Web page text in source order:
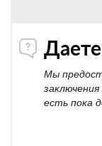
Мы
есть пока